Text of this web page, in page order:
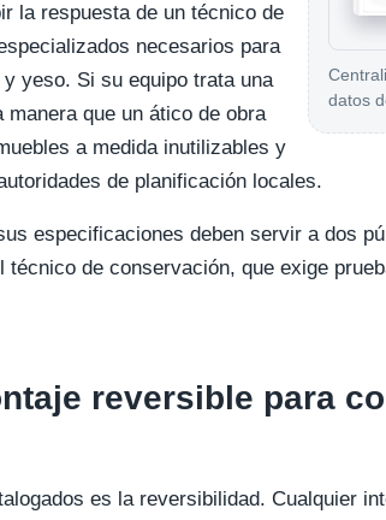
datos
la respuesta de un técnico de
necesarios para
yeso. Si su equipo trata una
que un ático de obra
a medida inutilizables y
de planificación locales.
especificaciones deben servir a dos
de conservación, que exige
reversible para
es la reversibilidad. Cualquier